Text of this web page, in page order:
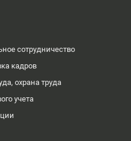
сотрудничество
кадров
охрана труда
учета